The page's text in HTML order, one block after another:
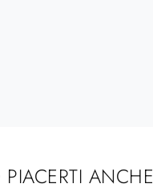
PIACERTI ANCHE